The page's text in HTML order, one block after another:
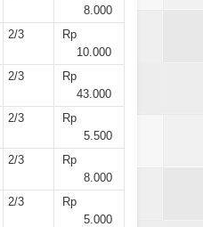
8.000
2/3
Rp
10.000
2/3
Rp
43.000
2/3
Rp
5.500
2/3
Rp
8.000
2/3
Rp
5.000